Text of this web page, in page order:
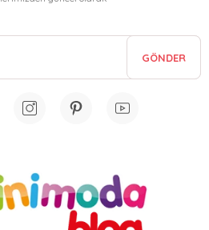
GÖNDER